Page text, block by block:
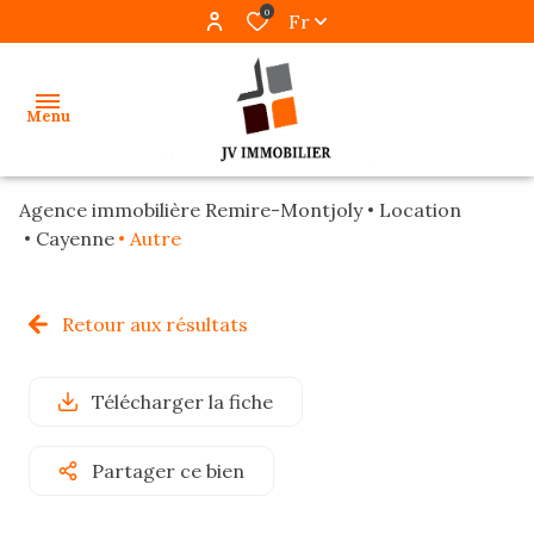
0 Fr
Menu
accueil
locations
gestion
neufs
Agence immobilière Remire-Montjoly
Location
Cayenne
Autre
Retour aux résultats
Télécharger la fiche
Partager ce bien